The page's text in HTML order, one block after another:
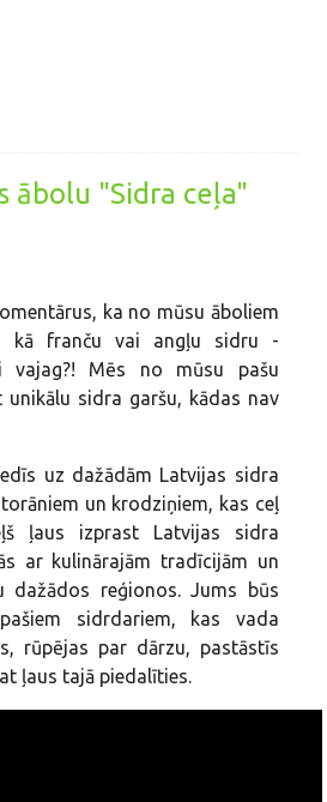
ābolu "Sidra ceļa"
ka no mūsu āboliem
kā franču vai angļu sidru -
Mēs no mūsu pašu
sidra garšu, kādas nav
uz dažādām Latvijas sidra
un krodziņiem, kas ceļ
ļaus izprast Latvijas sidra
ar kulinārajām tradīcijām un
dažādos reģionos. Jums būs
sidrdariem, kas vada
rūpējas par dārzu, pastāstīs
ļaus tajā piedalīties.